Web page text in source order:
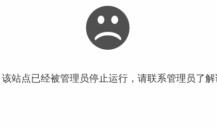
站点已经被管理员停止运行，请联系管理员了